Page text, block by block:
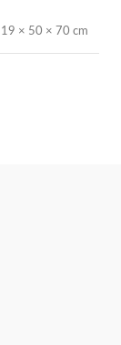
19 × 50 × 70 cm